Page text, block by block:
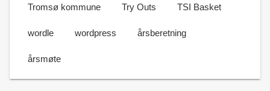
Tromsø kommune Try Outs TSI Basket
wordle wordpress årsberetning
årsmøte